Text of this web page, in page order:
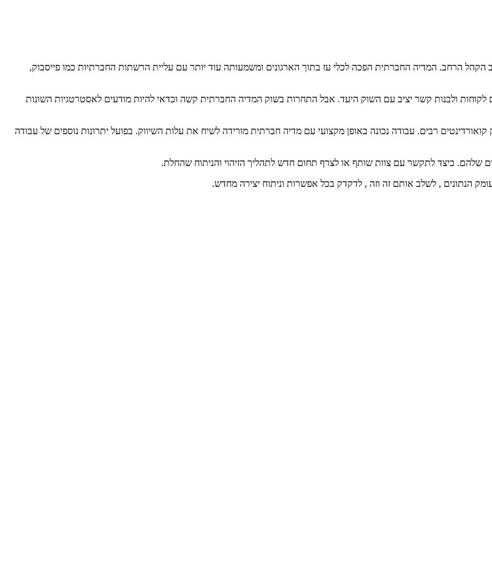
הקהל הרחב. המדיה החברתית הפכה לכלי עז בתוך הארגונים ומשמעותה עוד יותר עם עליית הרשתות החברתיות כמו פייסבוק,
לקוחות ולבנות קשר יציב עם השוק היעד. אבל התחרות בשוק המדיה החברתית קשה וכדאי להיות מודעים לאסטרטגיות השונות
רבים. עבודה נכונה באופן מקצועי עם מדיה חברתית מורידה לשיח את עלות השיווק. בפועל יתרונות נוספים של עבודה
שלהם. כיצד לתקשר עם צוות שותף או לצרף תחום חדש לתהליך הזיהוי והניתוח שהחלת.